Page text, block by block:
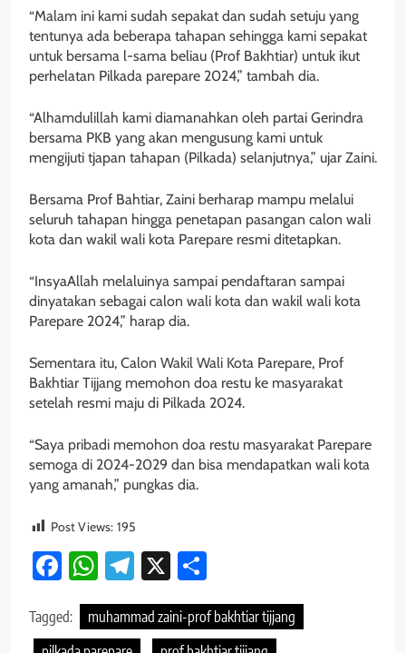
“Malam ini kami sudah sepakat dan sudah setuju yang
tentunya ada beberapa tahapan sehingga kami sepakat
untuk bersama l-sama beliau (Prof Bakhtiar) untuk ikut
perhelatan Pilkada parepare 2024,” tambah dia.
“Alhamdulillah kami diamanahkan oleh partai Gerindra
bersama PKB yang akan mengusung kami untuk
mengijuti tjapan tahapan (Pilkada) selanjutnya,” ujar Zaini.
Bersama Prof Bahtiar, Zaini berharap mampu melalui
seluruh tahapan hingga penetapan pasangan calon wali
kota dan wakil wali kota Parepare resmi ditetapkan.
“InsyaAllah melaluinya sampai pendaftaran sampai
dinyatakan sebagai calon wali kota dan wakil wali kota
Parepare 2024,” harap dia.
Sementara itu, Calon Wakil Wali Kota Parepare, Prof
Bakhtiar Tijjang memohon doa restu ke masyarakat
setelah resmi maju di Pilkada 2024.
“Saya pribadi memohon doa restu masyarakat Parepare
semoga di 2024-2029 dan bisa mendapatkan wali kota
yang amanah,” pungkas dia.
Post Views: 195
Facebook
WhatsApp
Telegram
X
Tagged:
muhammad zaini-prof bakhtiar tijjang